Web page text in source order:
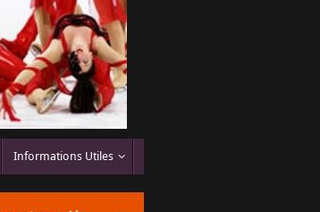
Informations Utiles